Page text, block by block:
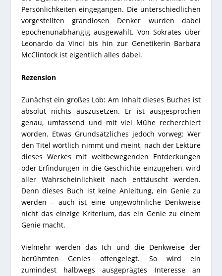
Persönlichkeiten eingegangen. Die unterschiedlichen
vorgestellten grandiosen Denker wurden dabei
epochenunabhängig ausgewählt. Von Sokrates über
Leonardo da Vinci bis hin zur Genetikerin Barbara
McClintock ist eigentlich alles dabei.
Rezension
Zunächst ein großes Lob: Am Inhalt dieses Buches ist
absolut nichts auszusetzen. Er ist ausgesprochen
genau, umfassend und mit viel Mühe recherchiert
worden. Etwas Grundsätzliches jedoch vorweg: Wer
den Titel wörtlich nimmt und meint, nach der Lektüre
dieses Werkes mit weltbewegenden Entdeckungen
oder Erfindungen in die Geschichte einzugehen, wird
aller Wahrscheinlichkeit nach enttäuscht werden.
Denn dieses Buch ist keine Anleitung, ein Genie zu
werden – auch ist eine ungewöhnliche Denkweise
nicht das einzige Kriterium, das ein Genie zu einem
Genie macht.
Vielmehr werden das Ich und die Denkweise der
berühmten Genies offengelegt. So wird ein
zumindest halbwegs ausgeprägtes Interesse an